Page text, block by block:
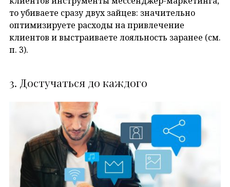
то убиваете сразу двух зайцев: значительно
оптимизируете расходы на привлечение
клиентов и выстраиваете лояльность заранее (см.
п. 3).
3. Достучаться до каждого